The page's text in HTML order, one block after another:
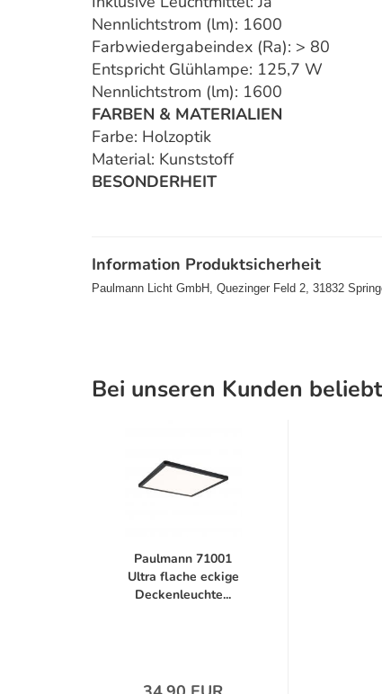
Nennlichtstrom (lm): 1600
Farbwiedergabeindex (Ra): > 80
Entspricht Glühlampe: 125,7 W
Nennlichtstrom (lm): 1600
FARBEN & MATERIALIEN
Farbe: Holzoptik
Material: Kunststoff
BESONDERHEIT
Information Produktsicherheit
Paulmann Licht GmbH, Quezinger Feld 2, 31832
Bei unseren Kunden
Paulmann 71001
Ultra flache eckige
Deckenleuchte...